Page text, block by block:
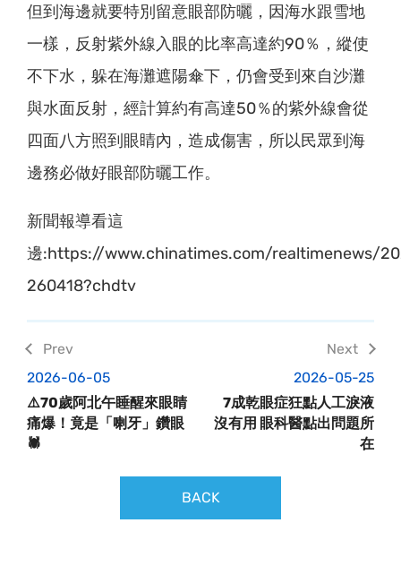
但到海邊就要特別留意眼部防曬，因海水跟雪地
一樣，反射紫外線入眼的比率高達約90％，縱使
不下水，躲在海灘遮陽傘下，仍會受到來自沙灘
與水面反射，經計算約有高達50％的紫外線會從
四面八方照到眼睛內，造成傷害，所以民眾到海
邊務必做好眼部防曬工作。
新聞報導看這
邊:https://www.chinatimes.com/realtimenews/
260418?chdtv
2026-06-05
⚠️70歲阿北午睡醒來眼睛
痛爆！竟是「喇牙」鑽眼
🕷️
2026-05-25
7成乾眼症狂點人工淚液
沒有用 眼科醫點出問題所
在
BACK